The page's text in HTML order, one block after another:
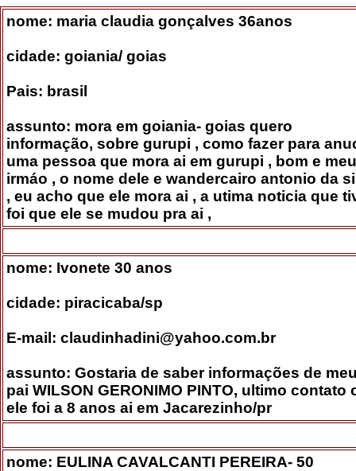
nome: maria claudia gonçalves 36anos
cidade: goiania/ goias
Pais: brasil
assunto: mora em goiania- goias quero
informação, sobre gurupi , como fazer para
uma pessoa que mora ai em gurupi , bom e meu
irmáo , o nome dele e wandercairo antonio da
, eu acho que ele mora ai , a utima noticia que
foi que ele se mudou pra ai ,
nome: Ivonete 30 anos
cidade: piracicaba/sp
E-mail: claudinhadini@yahoo.com.br
assunto: Gostaria de saber informações de
pai WILSON GERONIMO PINTO, ultimo contato
ele foi a 8 anos ai em Jacarezinho/pr
nome: EULINA CAVALCANTI PEREIRA- 50